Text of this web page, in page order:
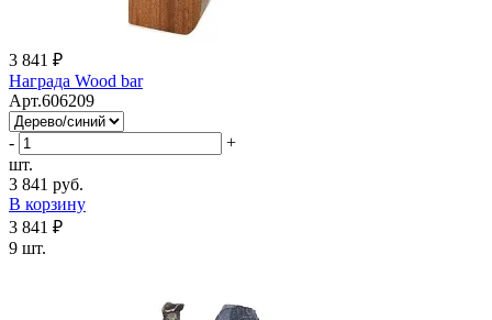
3 841 ₽
Награда Wood bar
Арт.606209
-
+
шт.
3 841 руб.
В корзину
3 841 ₽
9 шт.